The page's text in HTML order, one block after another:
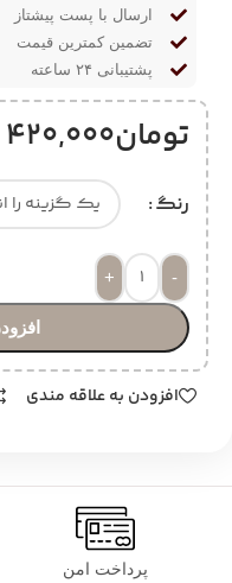
ارسال با پست پیشتاز
تضمین کمترین قیمت
پشتیبانی ۲۴ ساعته
تومان420,000
رنگ
-
+
افزودن به علاقه مندی
پرداخت امن